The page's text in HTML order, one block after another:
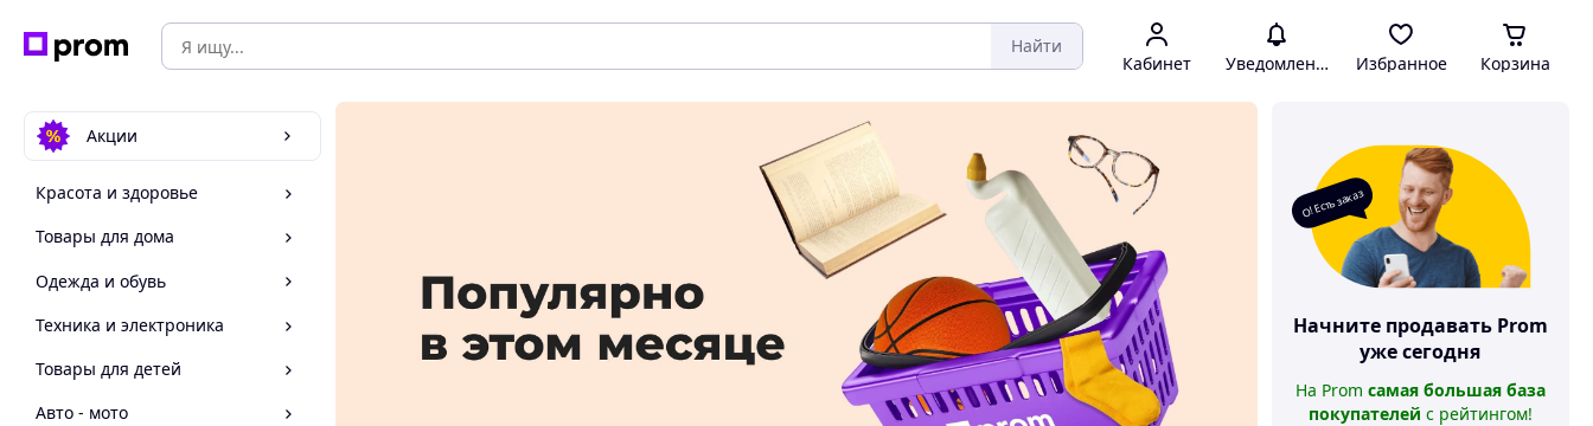
Найти
Кабинет Уведомления Избранное Корзина
Акции
Красота и здоровье
Товары для дома
Одежда и обувь
Техника и электроника
Товары для детей
Авто - мото
О! Есть заказ
Начните продавать Prom
уже сегодня
На Prom самая большая база
покупателей с рейтингом!